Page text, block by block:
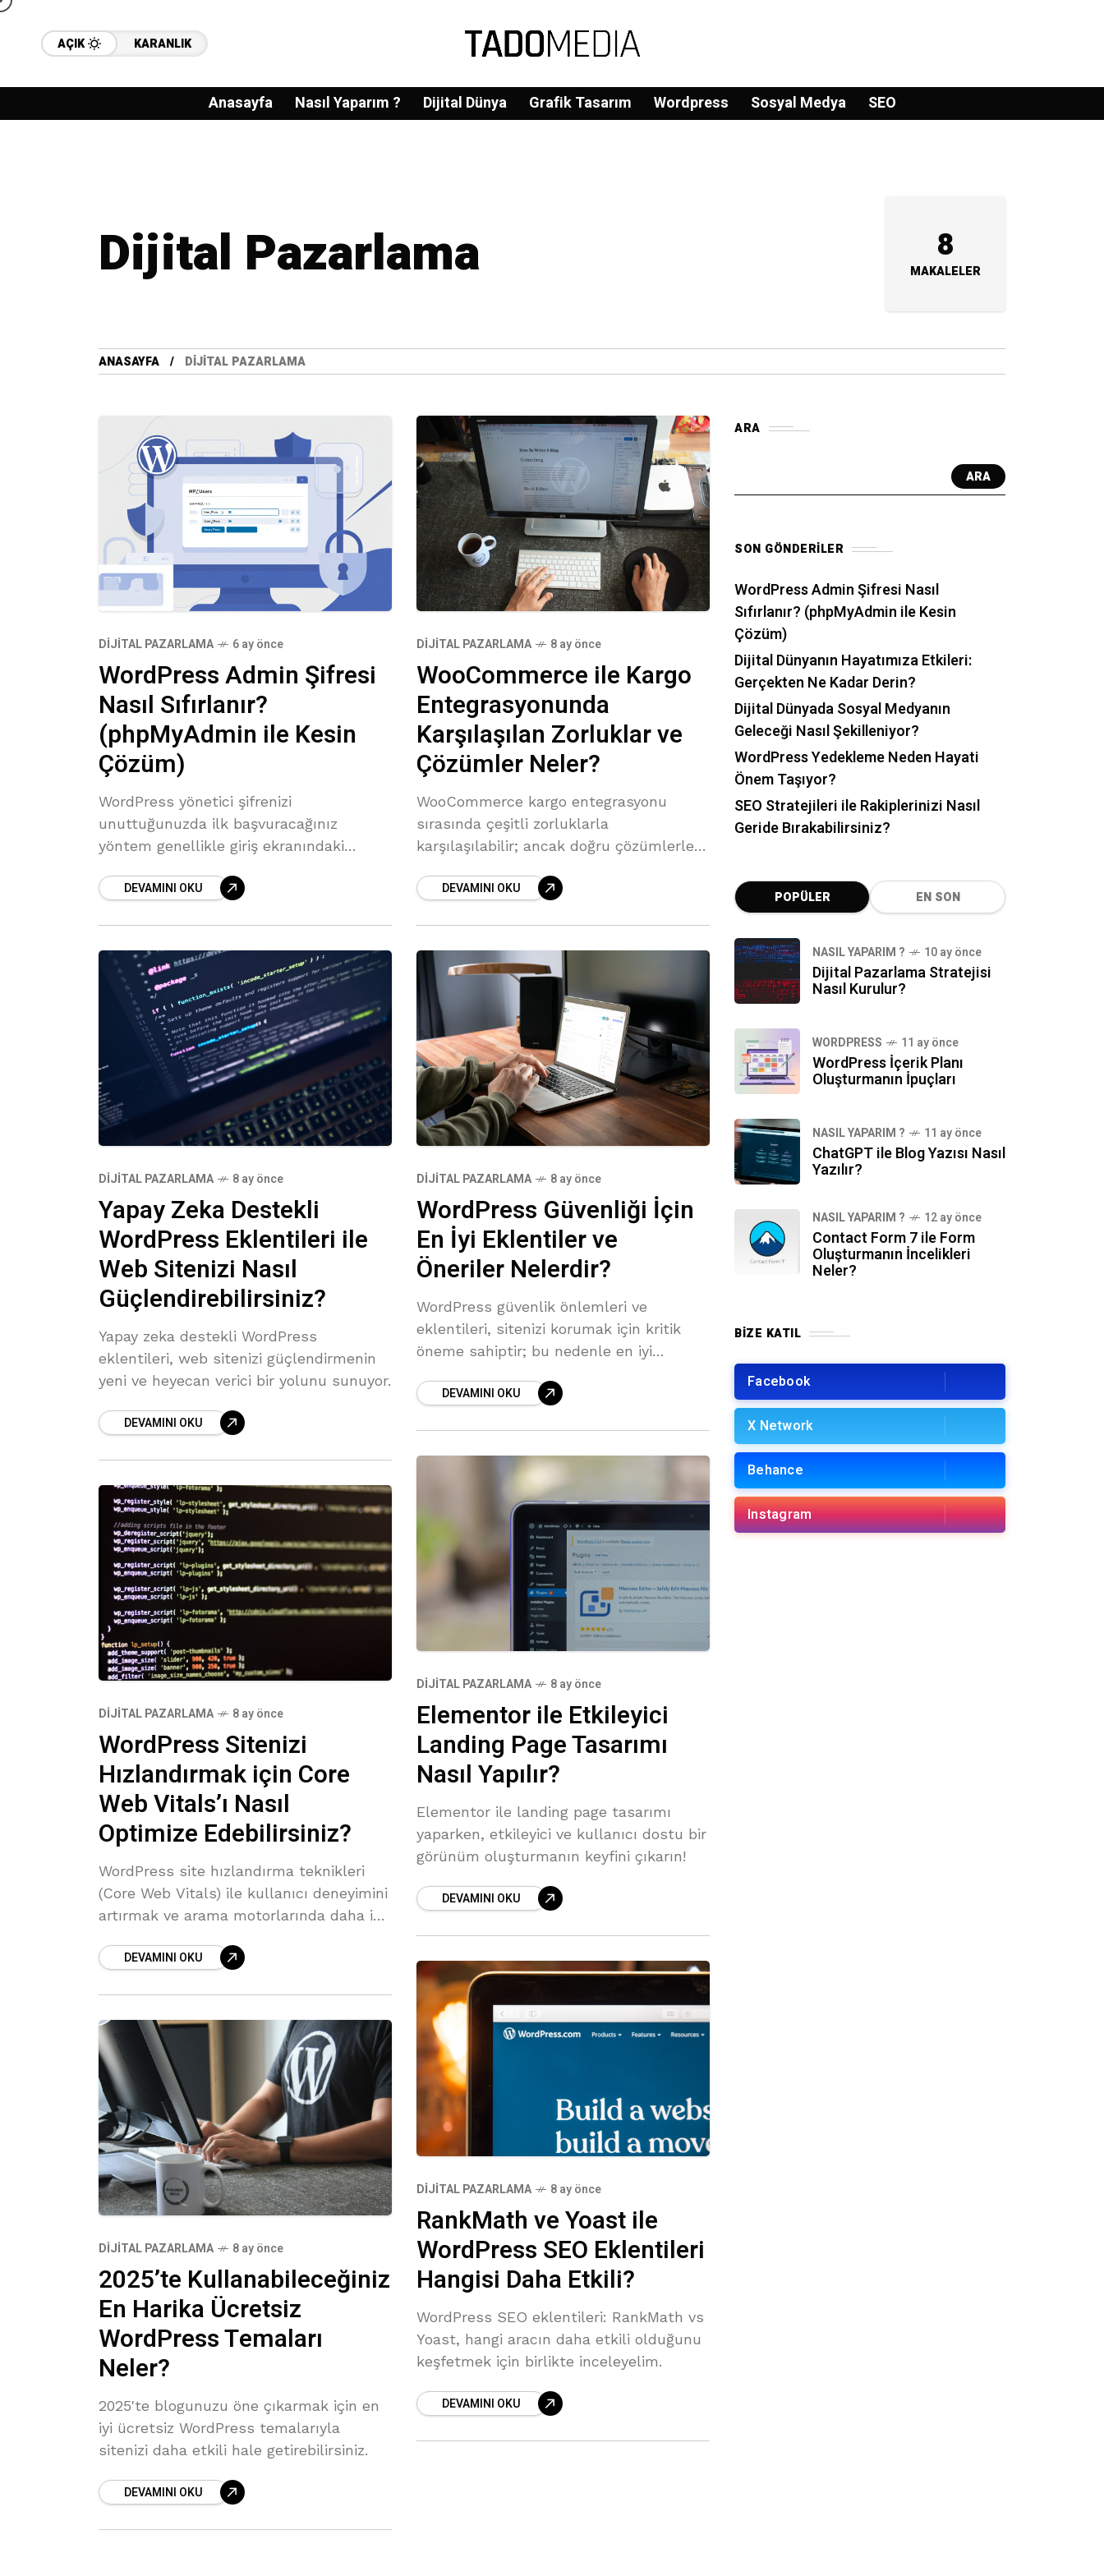
AÇIK KARANLIK
Anasayfa Nasıl Yaparım ? Dijital Dünya Grafik Tasarım Wordpress Sosyal Medya SEO
Dijital Pazarlama 8
MAKALELER
ANASAYFA DIJITAL PAZARLAMA
DIJITAL PAZARLAMA 6 ay önce
WordPress Admin Şifresi
Nasıl Sıfırlanır?
(phpMyAdmin ile Kesin
Çözüm)
WordPress yönetici şifrenizi
unuttuğunuzda ilk başvuracağınız
yöntem genellikle giriş ekranındaki
Ancak, sunucunuzun e-posta
düşmüyorsa sisteme giriş yapmanız
DEVAMINI OKU
DIJITAL PAZARLAMA 8 ay önce
WooCommerce ile Kargo
Entegrasyonunda
Karşılaşılan Zorluklar ve
Çözümler Neler?
WooCommerce kargo entegrasyonu
sırasında çeşitli zorluklarla
karşılaşılabilir; ancak doğru çözümlerle
DEVAMINI OKU
DIJITAL PAZARLAMA 8 ay önce
Yapay Zeka Destekli
WordPress Eklentileri ile
Web Sitenizi Nasıl
Güçlendirebilirsiniz?
Yapay zeka destekli WordPress
eklentileri, web sitenizi güçlendirmenin
yeni ve heyecan verici bir yolunu sunuyor.
DEVAMINI OKU
DIJITAL PAZARLAMA 8 ay önce
WordPress Güvenliği İçin
En İyi Eklentiler ve
Öneriler Nelerdir?
WordPress güvenlik önlemleri ve
eklentileri, sitenizi korumak için kritik
öneme sahiptir; bu nedenle en iyi
DEVAMINI OKU
DIJITAL PAZARLAMA 8 ay önce
Elementor ile Etkileyici
Landing Page Tasarımı
Nasıl Yapılır?
Elementor ile landing page tasarımı
yaparken, etkileyici ve kullanıcı dostu bir
görünüm oluşturmanın keyfini çıkarın!
DEVAMINI OKU
DIJITAL PAZARLAMA 8 ay önce
WordPress Sitenizi
Hızlandırmak için Core
Web Vitals’ı Nasıl
Optimize Edebilirsiniz?
WordPress site hızlandırma teknikleri
(Core Web Vitals) ile kullanıcı deneyimini
artırmak ve arama motorlarında daha iyi
mümkündür.
DEVAMINI OKU
DIJITAL PAZARLAMA 8 ay önce
RankMath ve Yoast ile
WordPress SEO Eklentileri
Hangisi Daha Etkili?
WordPress SEO eklentileri: RankMath vs
Yoast, hangi aracın daha etkili olduğunu
keşfetmek için birlikte inceleyelim.
DEVAMINI OKU
DIJITAL PAZARLAMA 8 ay önce
2025’te Kullanabileceğiniz
En Harika Ücretsiz
WordPress Temaları
Neler?
2025'te blogunuzu öne çıkarmak için en
iyi ücretsiz WordPress temalarıyla
sitenizi daha etkili hale getirebilirsiniz.
DEVAMINI OKU
ARA
ARA
SON GÖNDERILER
WordPress Admin Şifresi Nasıl
Sıfırlanır? (phpMyAdmin ile Kesin
Çözüm)
Dijital Dünyanın Hayatımıza Etkileri:
Gerçekten Ne Kadar Derin?
Dijital Dünyada Sosyal Medyanın
Geleceği Nasıl Şekilleniyor?
WordPress Yedekleme Neden Hayati
Önem Taşıyor?
SEO Stratejileri ile Rakiplerinizi Nasıl
Geride Bırakabilirsiniz?
POPÜLER EN SON
NASIL YAPARIM ? 10 ay önce
Dijital Pazarlama Stratejisi
Nasıl Kurulur?
WORDPRESS 11 ay önce
WordPress İçerik Planı
Oluşturmanın İpuçları
NASIL YAPARIM ? 11 ay önce
ChatGPT ile Blog Yazısı Nasıl
Yazılır?
NASIL YAPARIM ? 12 ay önce
Contact Form 7 ile Form
Oluşturmanın İncelikleri
Neler?
BIZE KATIL
Facebook
X Network
Behance
Instagram